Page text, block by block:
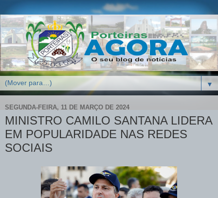
▼
SEGUNDA-FEIRA, 11 DE MARÇO DE 2024
MINISTRO CAMILO SANTANA LIDERA
EM POPULARIDADE NAS REDES
SOCIAIS